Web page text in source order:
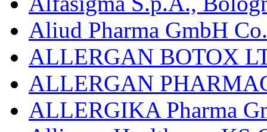
Aliud Pharma GmbH
ALLERGAN BOTOX
ALLERGAN
ALLERGIKA Pharma